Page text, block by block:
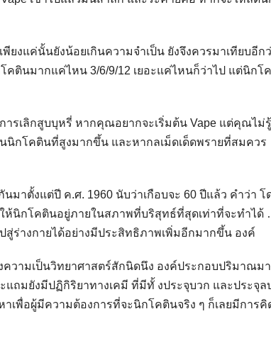
ยงแค่นั้นยังน้อยเกินความจำเป็น ยังจึงควรมาเทียบอีก
ตินมากแค่ไหน 3/6/9/12 เยอะแค่ไหนก็ว่าไป แต่นิกโค
รเลิกสูบบุหรี่ หากคุณอยากจะเริ่มต้น Vape แต่คุณไม่รู้
กโคตินที่สูงมากขึ้น และหากลเม็ดเด็ดพรายที่สมควร
าตั้งแต่ปี ค.ศ. 1960 นับว่าเกือบจะ 60 ปีแล้ว คำว่า โ
ให้นิกโคตินอยู่ภายในสภาพที่บริสุทธ์ที่สุดเท่าที่จะทำได้
ร่างกายได้อย่างมีประสิทธิภาพเพิ่มอีกมากขึ้น องค์
ความเป็นวิทยาศาสตร์สักนิดนึง องค์ประกอบปริมาณม
ถมยังมีปฏิกิริยาทางเคมี ที่มีทั้ งประจุบวก และประจุล
เพื่อผู้มีความต้องการที่จะนิกโคตินจริง ๆ ก็เลยมีการคิ